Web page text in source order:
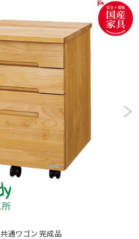
通ワゴン 完成品